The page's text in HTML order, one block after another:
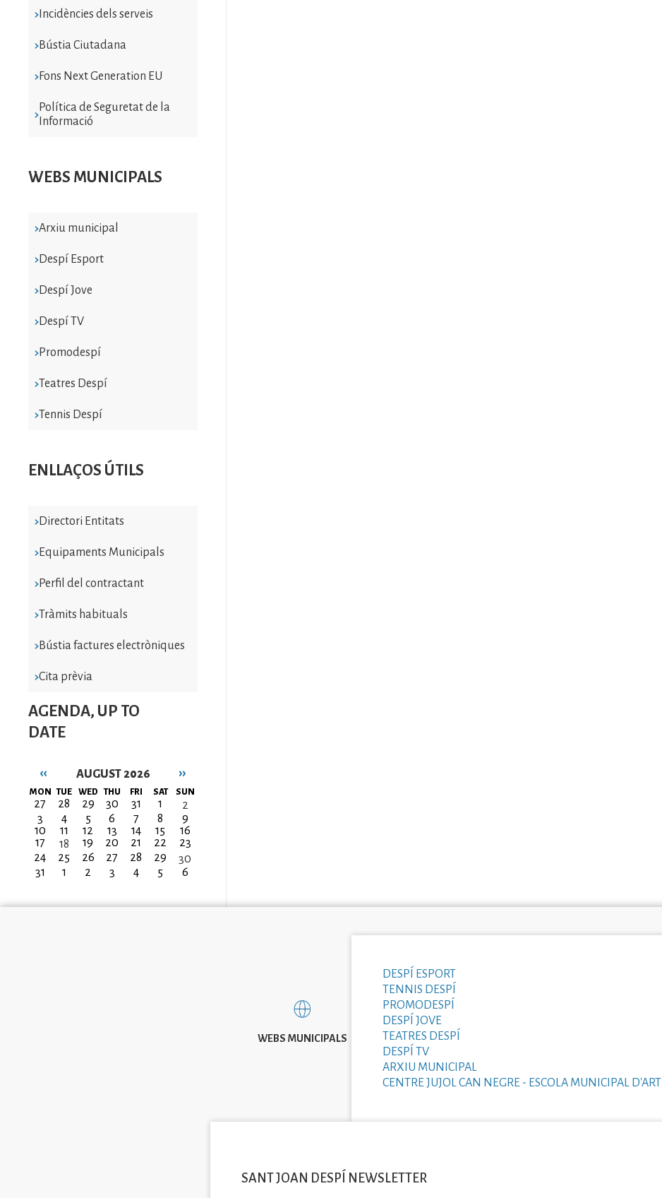
Incidències dels serveis
Bústia Ciutadana
Fons Next Generation EU
Política de Seguretat de la
Informació
WEBS MUNICIPALS
Arxiu municipal
Despí Esport
Despí Jove
Despí TV
Promodespí
Teatres Despí
Tennis Despí
ENLLAÇOS ÚTILS
Directori Entitats
Equipaments Municipals
Perfil del contractant
Tràmits habituals
Bústia factures electròniques
Cita prèvia
AGENDA, UP TO
DATE
AUGUST 2026
Pagination
‹‹ ››
MON TUE WED THU FRI SAT SUN
27 28 29 30 31 1
2
3
4 5 6 7 8
9
10
11 12 13 14 15
16
17
18 19 20 21 22
23
24
25 26 27 28 29
30
31
1 2 3 4 5 6
WEBS MUNICIPALS
DESPÍ ESPORT
TENNIS DESPÍ
PROMODESPÍ
DESPÍ JOVE
TEATRES DESPÍ
DESPÍ TV
ARXIU MUNICIPAL
CENTRE JUJOL CAN NEGRE - ESCOLA MUNICIPAL D'ART
SANT JOAN DESPÍ NEWSLETTER